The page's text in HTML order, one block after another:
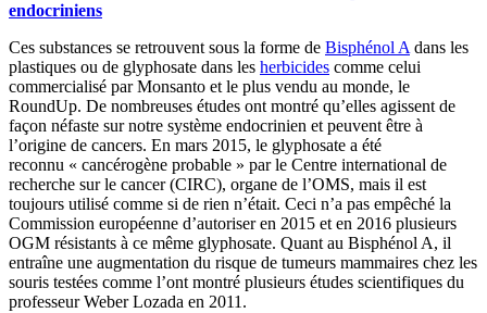
endocriniens
Ces substances se retrouvent sous la forme de Bisphénol A dans les
plastiques ou de glyphosate dans les herbicides comme celui
commercialisé par Monsanto et le plus vendu au monde, le
RoundUp. De nombreuses études ont montré qu’elles agissent de
façon néfaste sur notre système endocrinien et peuvent être à
l’origine de cancers. En mars 2015, le glyphosate a été
reconnu « cancérogène probable » par le Centre international de
recherche sur le cancer (CIRC), organe de l’OMS, mais il est
toujours utilisé comme si de rien n’était. Ceci n’a pas empêché la
Commission européenne d’autoriser en 2015 et en 2016 plusieurs
OGM résistants à ce même glyphosate. Quant au Bisphénol A, il
entraîne une augmentation du risque de tumeurs mammaires chez les
souris testées comme l’ont montré plusieurs études scientifiques du
professeur Weber Lozada en 2011.